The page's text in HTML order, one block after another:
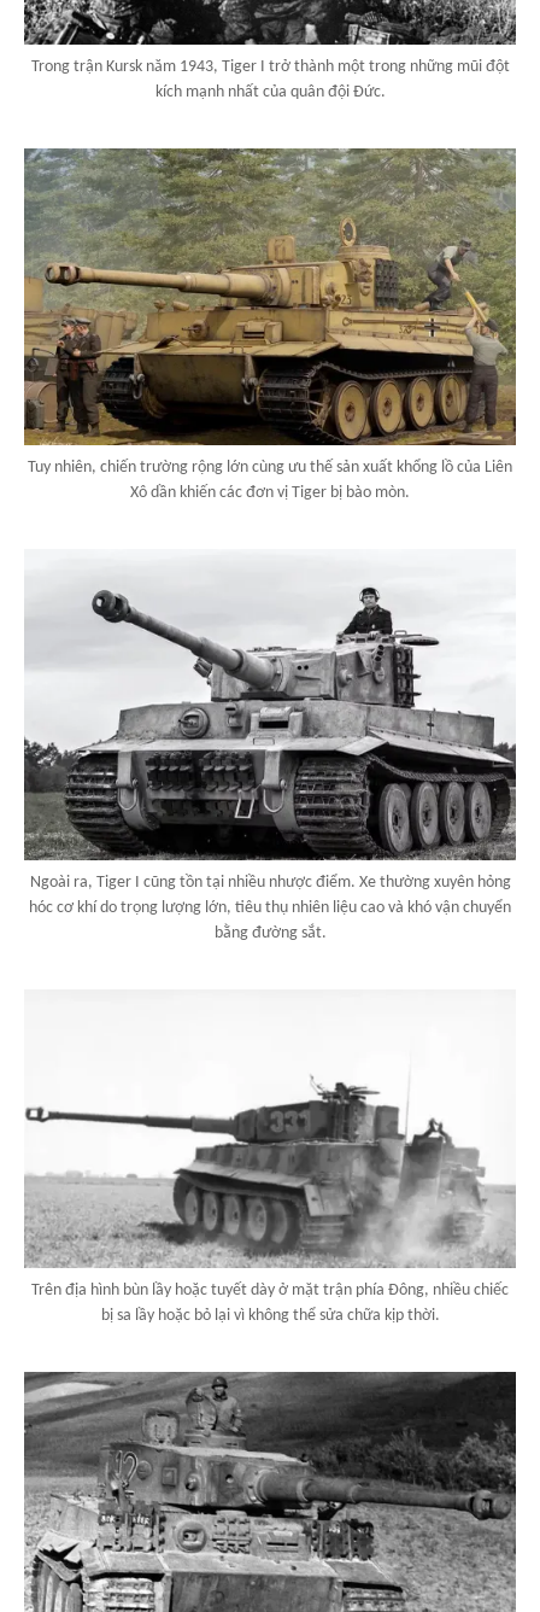
Trong trận Kursk năm 1943, Tiger I trở thành một trong những mũi đột
kích mạnh nhất của quân đội Đức.
Tuy nhiên, chiến trường rộng lớn cùng ưu thế sản xuất khổng lồ của Liên
Xô dần khiến các đơn vị Tiger bị bào mòn.
Ngoài ra, Tiger I cũng tồn tại nhiều nhược điểm. Xe thường xuyên hỏng
hóc cơ khí do trọng lượng lớn, tiêu thụ nhiên liệu cao và khó vận chuyển
bằng đường sắt.
Trên địa hình bùn lầy hoặc tuyết dày ở mặt trận phía Đông, nhiều chiếc
bị sa lầy hoặc bỏ lại vì không thể sửa chữa kịp thời.